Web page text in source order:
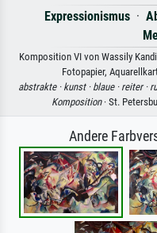
Expressionismus ·
Komposition VI von Wassily
Fotopapier,
abstrakte · kunst · blaue · reiter ·
Komposition· St.
Andere